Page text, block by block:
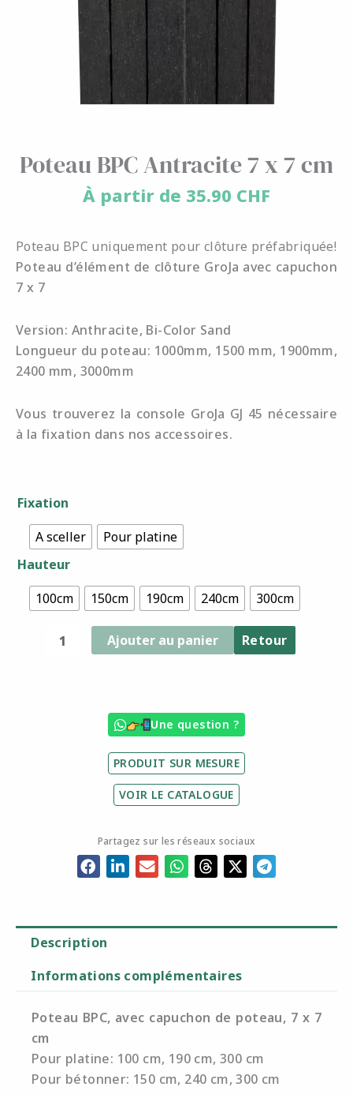
Poteau BPC Antracite 7 x 7 cm
À partir de 35.90 CHF
Poteau BPC uniquement pour clôture préfabriquée!
Poteau d’élément de clôture GroJa avec capuchon
7 x 7
Version: Anthracite, Bi-Color Sand
Longueur du poteau: 1000mm, 1500 mm, 1900mm,
2400 mm, 3000mm
Vous trouverez la console GroJa GJ 45 nécessaire
à la fixation dans nos accessoires.
Fixation
A sceller
Pour platine
Hauteur
100cm
150cm 190cm 240cm 300cm
de
Poteau
BPC
Antracite
Ajouter au panier Retour
Une question ?
PRODUIT SUR MESURE
VOIR LE CATALOGUE
Partagez sur les réseaux sociaux
Description
Informations complémentaires
Poteau BPC, avec capuchon de poteau, 7 x 7
cm
Pour platine: 100 cm, 190 cm, 300 cm
Pour bétonner: 150 cm, 240 cm, 300 cm